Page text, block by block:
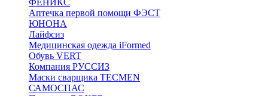
ФЕНИКС
Аптечка первой помощи ФЭСТ
ЮНОНА
Лайфсиз
Медицинская одежда iFormed
Обувь VERT
Компания РУССИЗ
Маски сварщика TECMEN
САМОСПАС